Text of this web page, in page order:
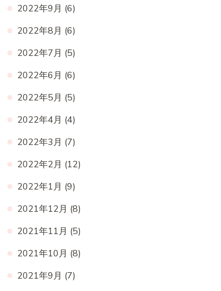
2022年9月 (6)
2022年8月 (6)
2022年7月 (5)
2022年6月 (6)
2022年5月 (5)
2022年4月 (4)
2022年3月 (7)
2022年2月 (12)
2022年1月 (9)
2021年12月 (8)
2021年11月 (5)
2021年10月 (8)
2021年9月 (7)